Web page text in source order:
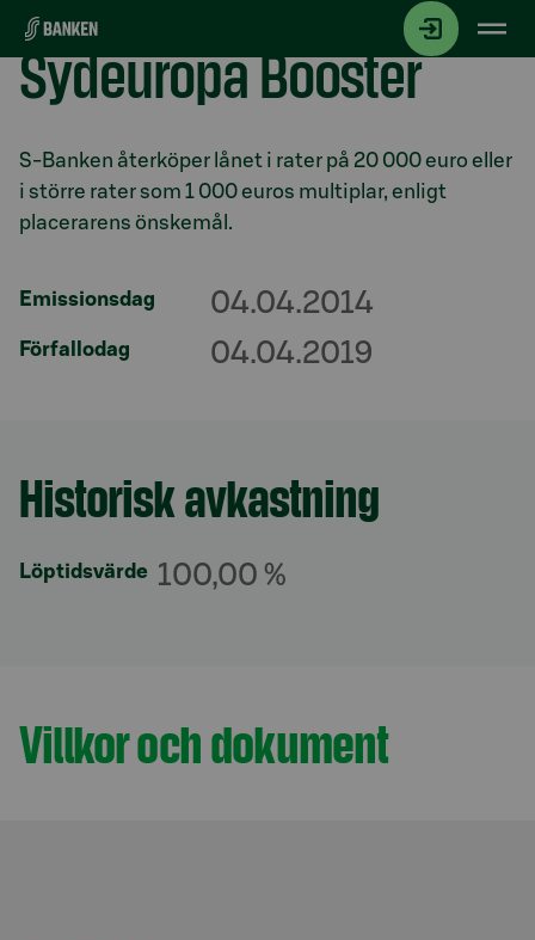
Gå direkt till innehållet
Sydeuropa Booster
Avsnitt med titel
S-Banken återköper lånet i rater på 20 000 euro eller
i större rater som 1 000 euros multiplar, enligt
placerarens önskemål.
Emissionsdag 04.04.2014
Förfallodag 04.04.2019
Avsnitt med titel
Historisk avkastning
Löptidsvärde 100,00 %
Avsnitt med titel
Villkor och dokument